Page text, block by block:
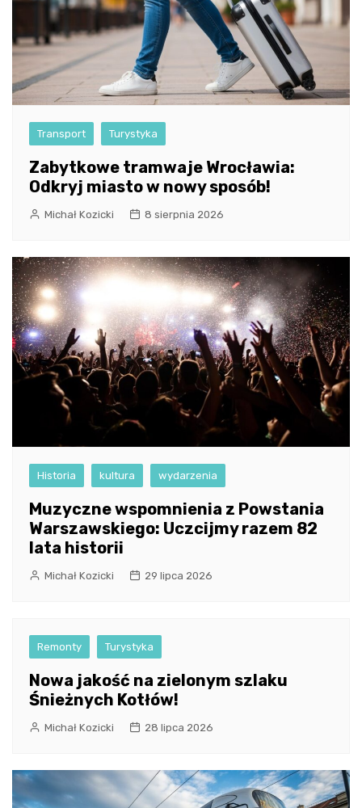
Transport Turystyka
Zabytkowe tramwaje Wrocławia:
Odkryj miasto w nowy sposób!
Michał Kozicki 8 sierpnia 2026
Historia kultura wydarzenia
Muzyczne wspomnienia z Powstania
Warszawskiego: Uczcijmy razem 82
lata historii
Michał Kozicki 29 lipca 2026
Remonty Turystyka
Nowa jakość na zielonym szlaku
Śnieżnych Kotłów!
Michał Kozicki 28 lipca 2026